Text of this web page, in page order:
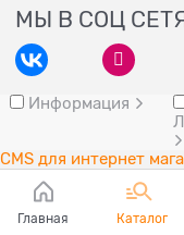
МЫ В СОЦ
Информация
CMS для интернет
Главная Каталог